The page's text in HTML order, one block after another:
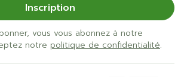
Inscription
vous vous abonnez à notre
notre politique de confidentialité.